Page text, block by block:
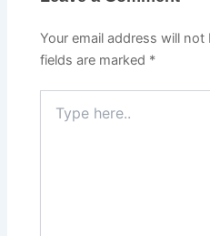
Your email address will not
fields are marked *
here..